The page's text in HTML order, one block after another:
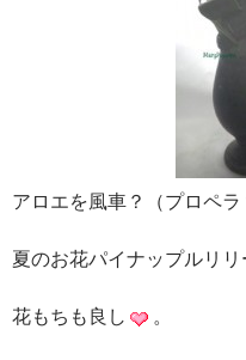
アロエを風車？（プロペラ
夏のお花パイナップルリリ
花もちも良し 。